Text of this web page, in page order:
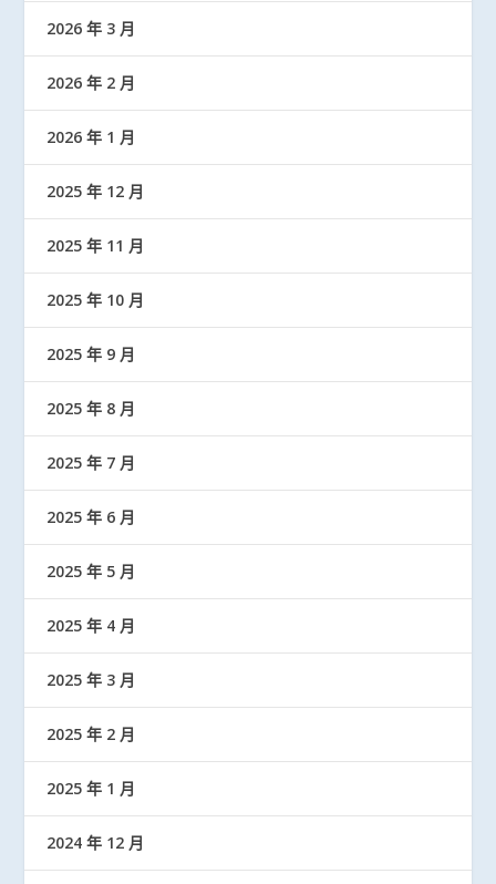
2026 年 3 月
2026 年 2 月
2026 年 1 月
2025 年 12 月
2025 年 11 月
2025 年 10 月
2025 年 9 月
2025 年 8 月
2025 年 7 月
2025 年 6 月
2025 年 5 月
2025 年 4 月
2025 年 3 月
2025 年 2 月
2025 年 1 月
2024 年 12 月